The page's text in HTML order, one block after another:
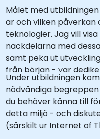
Målet med
är och vilken påverkan
teknologier. Jag vill
nackdelarna med
samt peka ut
från början - var
Under utbildningen
nödvändiga
du behöver känna till
detta miljö - och
(särskilt ur Internet of